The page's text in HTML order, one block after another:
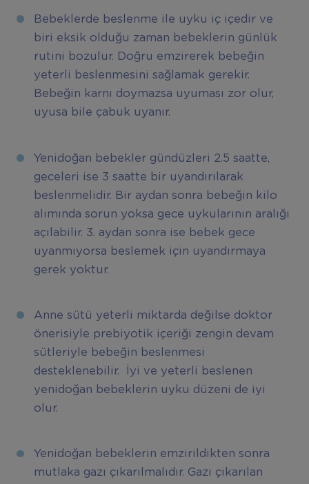
Bebeklerde beslenme ile uyku iç içedir ve
biri eksik olduğu zaman bebeklerin günlük
rutini bozulur. Doğru emzirerek bebeğin
yeterli beslenmesini sağlamak gerekir.
Bebeğin karnı doymazsa uyuması zor olur,
uyusa bile çabuk uyanır.
Yenidoğan bebekler gündüzleri 2.5 saatte,
geceleri ise 3 saatte bir uyandırılarak
beslenmelidir. Bir aydan sonra bebeğin kilo
alımında sorun yoksa gece uykularının aralığı
açılabilir. 3. aydan sonra ise bebek gece
uyanmıyorsa beslemek için uyandırmaya
gerek yoktur.
Anne sütü yeterli miktarda değilse doktor
önerisiyle prebiyotik içeriği zengin devam
sütleriyle bebeğin beslenmesi
desteklenebilir. İyi ve yeterli beslenen
yenidoğan bebeklerin uyku düzeni de iyi
olur.
Yenidoğan bebeklerin emzirildikten sonra
mutlaka gazı çıkarılmalıdır. Gazı çıkarılan